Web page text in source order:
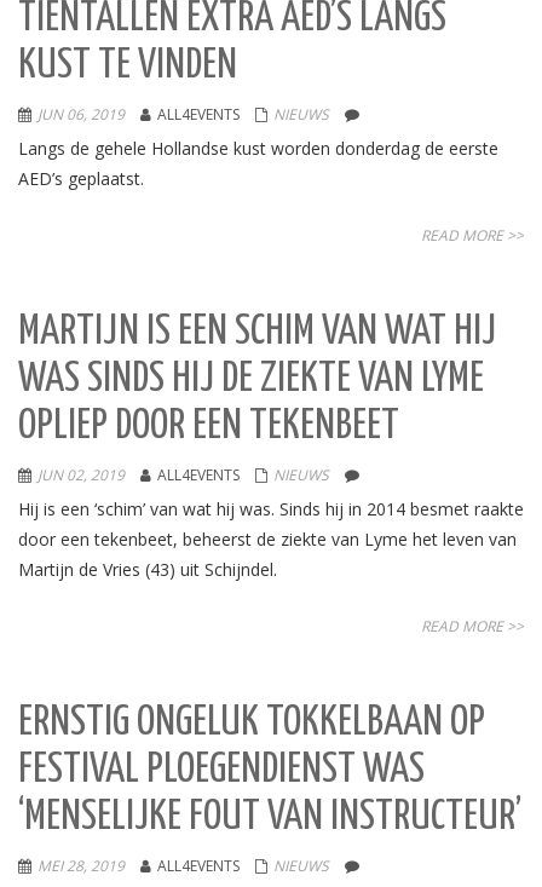
TIENTALLEN EXTRA AED’S LANGS
KUST TE VINDEN
JUN 06, 2019 ALL4EVENTS NIEUWS
Langs de gehele Hollandse kust worden donderdag de eerste
AED’s geplaatst.
READ MORE >>
MARTIJN IS EEN SCHIM VAN WAT HIJ
WAS SINDS HIJ DE ZIEKTE VAN LYME
OPLIEP DOOR EEN TEKENBEET
JUN 02, 2019 ALL4EVENTS NIEUWS
Hij is een ‘schim’ van wat hij was. Sinds hij in 2014 besmet raakte
door een tekenbeet, beheerst de ziekte van Lyme het leven van
Martijn de Vries (43) uit Schijndel.
READ MORE >>
ERNSTIG ONGELUK TOKKELBAAN OP
FESTIVAL PLOEGENDIENST WAS
‘MENSELIJKE FOUT VAN INSTRUCTEUR’
MEI 28, 2019 ALL4EVENTS NIEUWS